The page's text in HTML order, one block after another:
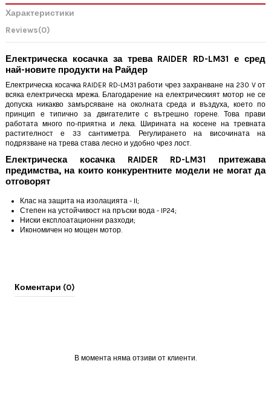
Характеристики
Reviews(0)
Електрическа косачка за трева RAIDER RD-LM31 е сред
най-новите продукти на Райдер
Електрическа косачка RAIDER RD-LM31 работи чрез захранване на 230 V от
всяка електрическа мрежа. Благодарение на електрическият мотор не се
допуска никакво замърсяване на околната среда и въздуха, което по
принцип е типично за двигателите с вътрешно горене. Това прави
работата много по-приятна и лека. Ширината на косене на тревната
растителност е 33 сантиметра. Регулирането на височината на
подрязване на трева става лесно и удобно чрез лост.
Електрическа косачка RAIDER RD-LM31 притежава
предимства, на които конкурентните модели не могат да
отговорят
Клас на защита на изолацията - II;
Степен на устойчивост на пръски вода - IP24;
Ниски експлоатационни разходи;
Икономичен но мощен мотор.
Коментари (0)
В момента няма отзиви от клиенти.